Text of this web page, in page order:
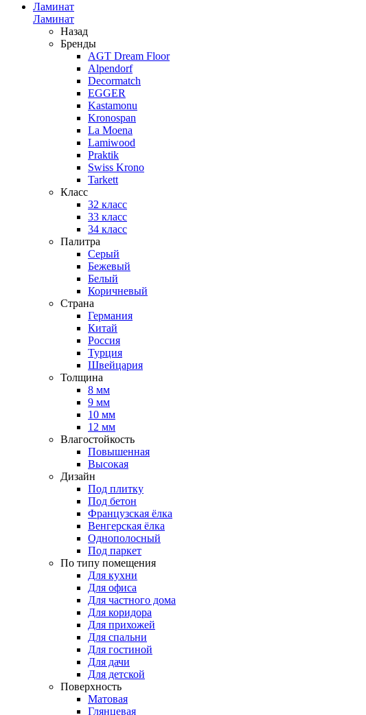
Ламинат
Ламинат
Назад
Бренды
AGT Dream Floor
Alpendorf
Decormatch
EGGER
Kastamonu
Kronospan
La Moena
Lamiwood
Praktik
Swiss Krono
Tarkett
Класс
32 класс
33 класс
34 класс
Палитра
Серый
Бежевый
Белый
Коричневый
Страна
Германия
Китай
Россия
Турция
Швейцария
Толщина
8 мм
9 мм
10 мм
12 мм
Влагостойкость
Повышенная
Высокая
Дизайн
Под плитку
Под бетон
Французская ёлка
Венгерская ёлка
Однополосный
Под паркет
По типу помещения
Для кухни
Для офиса
Для частного дома
Для коридора
Для прихожей
Для спальни
Для гостиной
Для дачи
Для детской
Поверхность
Матовая
Глянцевая